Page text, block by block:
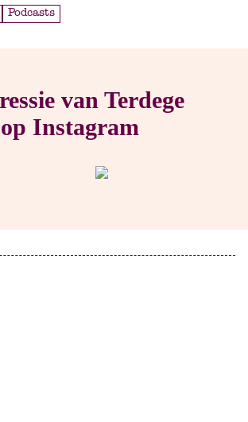
Podcasts
van Terdege
op Instagram